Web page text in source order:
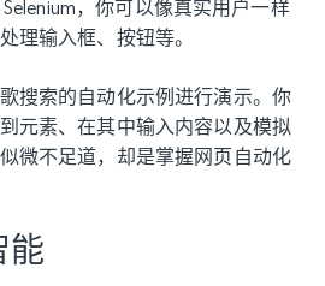
，你可以像真实用户一样
理输入框、按钮等。
搜索的自动化示例进行演示。你
元素、在其中输入内容以及模拟
微不足道，却是掌握网页自动化
能